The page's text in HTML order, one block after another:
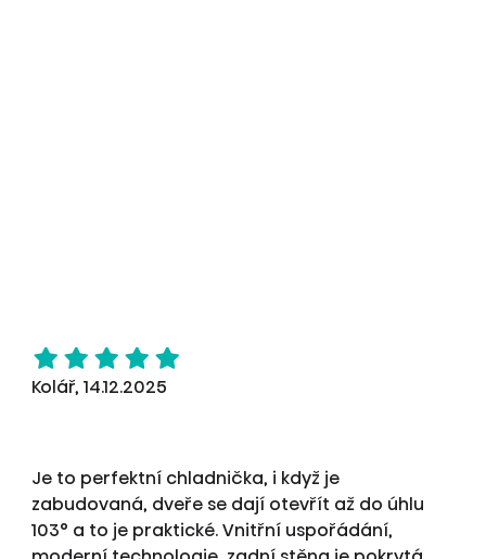
Kolář, 14.12.2025
Je to perfektní chladnička, i když je
zabudovaná, dveře se dají otevřít až do úhlu
103° a to je praktické. Vnitřní uspořádání,